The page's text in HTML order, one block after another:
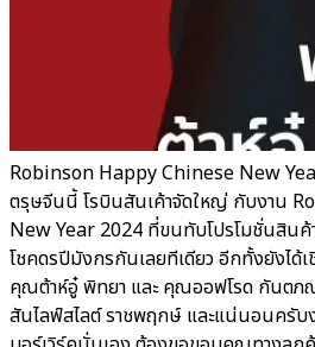
Robinson Happy Chinese New
ตรุษจีนนี้ โรบินสันเค้าจัดใหญ่ กับงาน
New Year 2024 ที่ขนทับโปรโมชั่นสิน
โชคดรปีมังกรกันเลยทีเดียว อีกทั้งยังไ
คุณต้าห์อู๋ พิทยา และ คุณออฟโรด กันตภ
สันไลฟ์สไลต์ ราชพฤกษ์ และแน่นอนครับ